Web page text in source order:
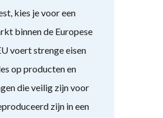
kies je voor een
binnen de Europese
voert strenge eisen
op producten en
die veilig zijn voor
zijn in een